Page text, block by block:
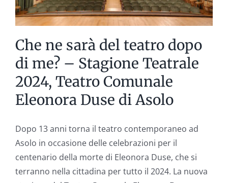
Che ne sarà del teatro dopo
di me? – Stagione Teatrale
2024, Teatro Comunale
Eleonora Duse di Asolo
Dopo 13 anni torna il teatro contemporaneo ad
Asolo in occasione delle celebrazioni per il
centenario della morte di Eleonora Duse, che si
terranno nella cittadina per tutto il 2024. La nuova